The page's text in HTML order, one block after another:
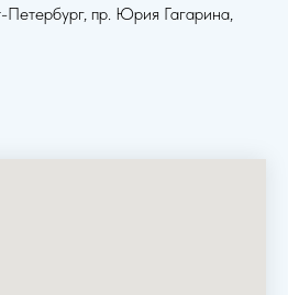
Петербург, пр. Юрия Гагарина,